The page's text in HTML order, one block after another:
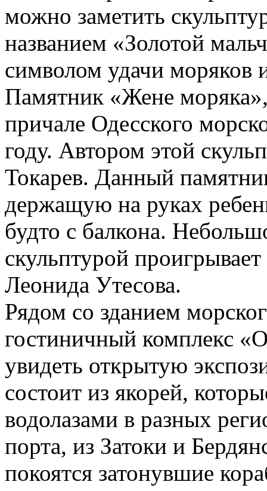
можно заметить
названием «Золотой
символом удачи моряков
Памятник «Жене
причале Одесского
году. Автором этой
Токарев. Данный
держащую на руках
будто с балкона.
скульптурой
Леонида Утесова.
Рядом со зданием
гостиничный комплекс
увидеть открытую
состоит из якорей,
водолазами в разных
порта, из Затоки и
покоятся затонувшие